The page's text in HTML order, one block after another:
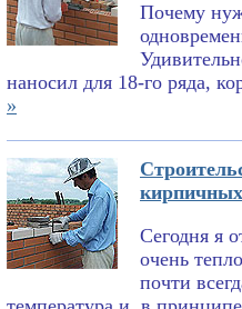
Почему
наносил для 18-го ряда,
»
Сегодня я
очень
почти